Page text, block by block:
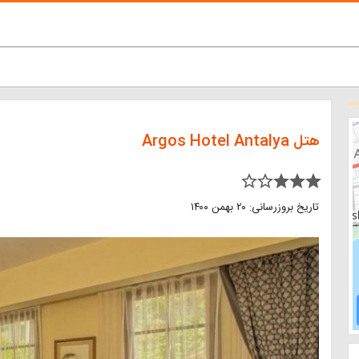
هتل Argos Hotel Antalya
star_border star_border star star star
تاریخ بروزرسانی: ۲۰ بهمن ۱۴۰۰